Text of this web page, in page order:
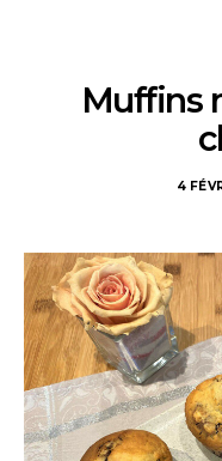
Muffins
4